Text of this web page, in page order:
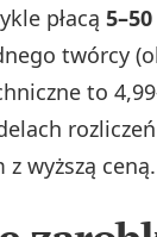
płacą
twórcy
to
z wyższą ceną.